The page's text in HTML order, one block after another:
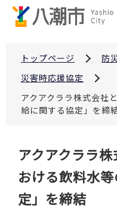
トップページ 防
災害時応援協定
アクアクララ株式会社
給に関する協定」を締
アクアクララ
おける飲料水
定」を締結